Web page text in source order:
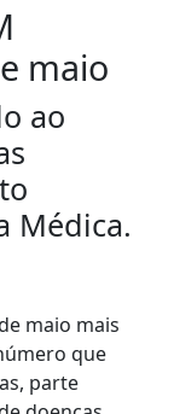
maio
ao
Médica.
maio mais
que
parte